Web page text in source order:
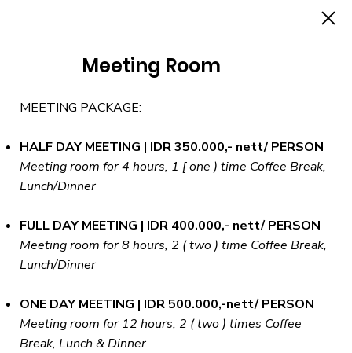
Meeting Room
MEETING PACKAGE:
HALF DAY MEETING | IDR 350.000,- nett/ PERSON
Meeting room for 4 hours, 1 [ one ) time Coffee Break,
Lunch/Dinner
FULL DAY MEETING | IDR 400.000,- nett/ PERSON
Meeting room for 8 hours, 2 ( two ) time Coffee Break,
Lunch/Dinner
ONE DAY MEETING | IDR 500.000,-nett/ PERSON
Meeting room for 12 hours, 2 ( two ) times Coffee
Break, Lunch & Dinner